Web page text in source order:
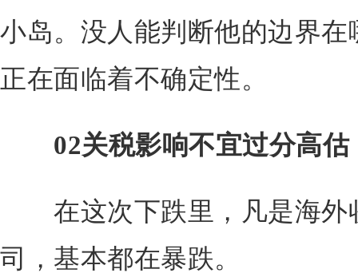
小岛。没人能判断他的边界
正在面临着不确定性。
02关税影响不宜过分高估
在这次下跌里，凡是海外
司，基本都在暴跌。